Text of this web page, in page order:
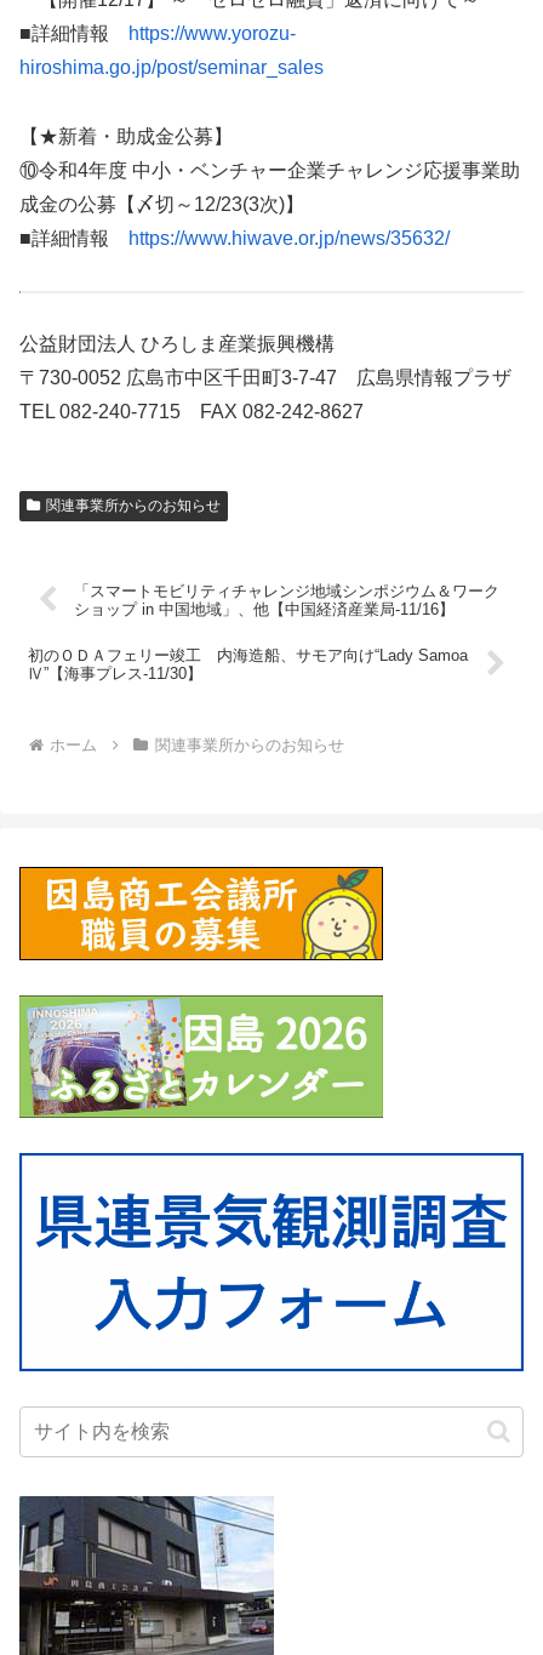
■詳細情報
https://www.yorozu-
hiroshima.go.jp/post/seminar_sales
【★新着・助成金公募】
⑩令和4年度 中小・ベンチャー企業チャレンジ応援事業助
成金の公募【〆切～12/23(3次)】
■詳細情報
https://www.hiwave.or.jp/news/35632/
公益財団法人 ひろしま産業振興機構
〒730-0052 広島市中区千田町3-7-47 広島県情報プラザ
TEL 082-240-7715 FAX 082-242-8627
関連事業所からのお知らせ
「スマートモビリティチャレンジ地域シンポジウム＆ワーク
ショップ in 中国地域」、他【中国経済産業局-11/16】
初のＯＤＡフェリー竣工 内海造船、サモア向け“Lady Samoa
Ⅳ”【海事プレス-11/30】
ホーム 関連事業所からのお知らせ